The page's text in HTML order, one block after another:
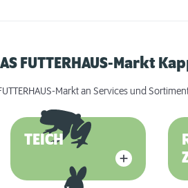
FUTTERHAUS-Markt
Markt an Services und
TEICH